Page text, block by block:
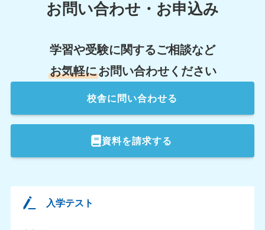
お問い合わせ・お申込み
学習や受験に関するご相談など
お気軽にお問い合わせください
校舎に問い合わせる
資料を請求する
入学テスト